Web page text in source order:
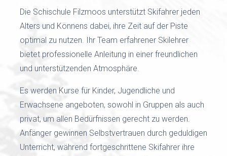
Die Schischule Filzmoos unterstützt Skifahrer jeden
Alters und Könnens dabei, ihre Zeit auf der Piste
optimal zu nutzen. Ihr Team erfahrener Skilehrer
bietet professionelle Anleitung in einer freundlichen
und unterstützenden Atmosphäre.
Es werden Kurse für Kinder, Jugendliche und
Erwachsene angeboten, sowohl in Gruppen als auch
privat, um allen Bedürfnissen gerecht zu werden.
Anfänger gewinnen Selbstvertrauen durch geduldigen
Unterricht, während fortgeschrittene Skifahrer ihre